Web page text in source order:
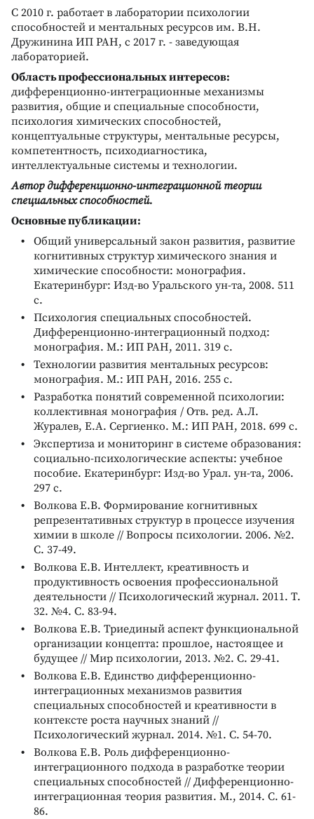
С 2010 г. работает в лаборатории психологии
способностей и ментальных ресурсов им. В.Н.
Дружинина ИП РАН, с 2017 г. - заведующая
лабораторией.
Область профессиональных интересов:
дифференционно-интеграционные механизмы
развития, общие и специальные способности,
психология химических способностей,
концептуальные структуры, ментальные ресурсы,
компетентность, психодиагностика,
интеллектуальные системы и технологии.
Автор дифференционно-интеграционной теории
специальных способностей.
Основные публикации:
Общий универсальный закон развития, развитие
когнитивных структур химического знания и
химические способности: монография.
Екатеринбург: Изд-во Уральского ун-та, 2008. 511
с.
Психология специальных способностей.
Дифференционно-интеграционный подход:
монография. М.: ИП РАН, 2011. 319 с.
Технологии развития ментальных ресурсов:
монография. М.: ИП РАН, 2016. 255 с.
Разработка понятий современной психологии:
коллективная монография / Отв. ред. А.Л.
Журалев, Е.А. Сергиенко. М.: ИП РАН, 2018. 699 с.
Экспертиза и мониторинг в системе образования:
социально-психологические аспекты: учебное
пособие. Екатеринбург: Изд-во Урал. ун-та, 2006.
297 с.
Волкова Е.В. Формирование когнитивных
репрезентативных структур в процессе изучения
химии в школе // Вопросы психологии. 2006. №2.
С. 37-49.
Волкова Е.В. Интеллект, креативность и
продуктивность освоения профессиональной
деятельности // Психологический журнал. 2011. Т.
32. №4. С. 83-94.
Волкова Е.В. Триединый аспект функциональной
организации концепта: прошлое, настоящее и
будущее // Мир психологии, 2013. №2. С. 29-41.
Волкова Е.В. Единство дифференционно-
интеграционных механизмов развития
специальных способностей и креативности в
контексте роста научных знаний //
Психологический журнал. 2014. №1. С. 54-70.
Волкова Е.В. Роль дифференционно-
интеграционного подхода в разработке теории
специальных способностей // Дифференционно-
интеграционная теория развития. М., 2014. С. 61-
86.